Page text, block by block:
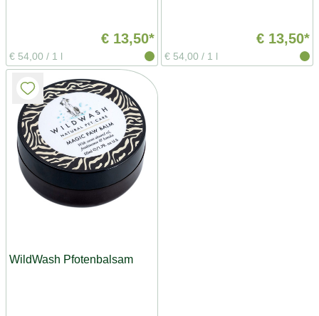
€ 13,50*
€ 54,00 / 1 l
€ 13,50*
€ 54,00 / 1 l
WildWash Pfotenbalsam